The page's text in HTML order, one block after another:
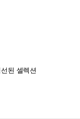
된 셀렉션